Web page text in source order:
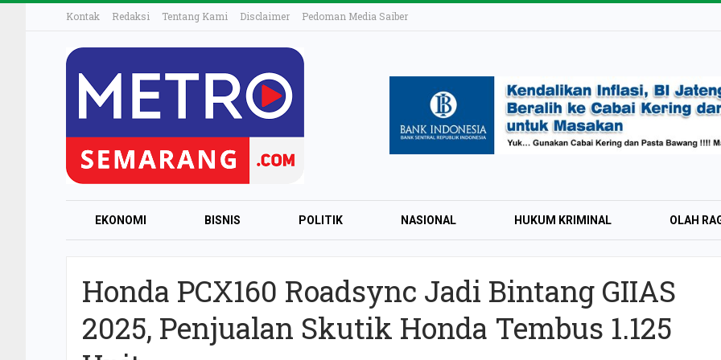
Kontak Redaksi Tentang Kami Disclaimer Pedoman Media Saiber
EKONOMI BISNIS POLITIK NASIONAL HUKUM KRIMINAL OLAH
Honda PCX160 Roadsync Jadi Bintang GIIAS
2025, Penjualan Skutik Honda Tembus 1.125Wisman pada
2026